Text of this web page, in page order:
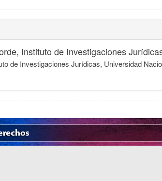
Instituto de Investigaciones
de Investigaciones Jurídicas, Universidad